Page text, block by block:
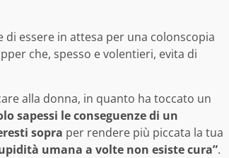
di essere in attesa per una colonscopia
che, spesso e volentieri, evita di
alla donna, in quanto ha toccato un
sapessi le conseguenze di un
sopra per rendere più piccata la tua
umana a volte non esiste cura”.